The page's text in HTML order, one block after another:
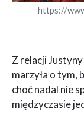
https://
Z relacji
marzyła o tym,
choć nadal nie
międzyczasie